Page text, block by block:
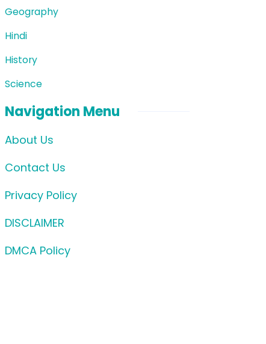
Geography
Hindi
History
Science
Navigation Menu
About Us
Contact Us
Privacy Policy
DISCLAIMER
DMCA Policy